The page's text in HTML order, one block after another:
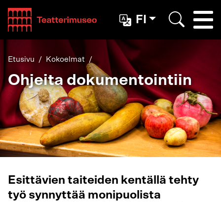
Teatterimuseo
FI
Etusivu Kokoelmat
Ohjeita dokumentointiin
Esittävien taiteiden kentällä tehty
työ synnyttää monipuolista